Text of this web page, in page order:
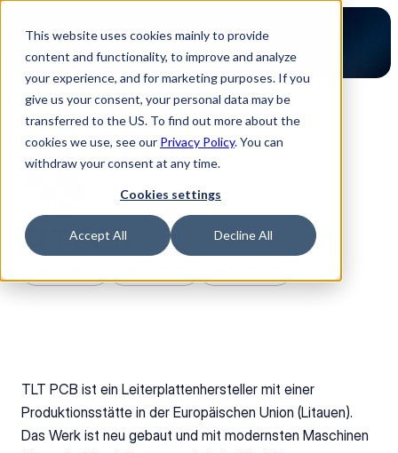
This website uses cookies mainly to provide
content and functionality, to improve and analyze
your experience, and for marketing purposes. If you
give us your consent, your personal data may be
transferred to the US. To find out more about the
cookies we use, see our Privacy Policy. You can
withdraw your consent at any time.
Cookies settings
Accept All Decline All
Zurück zur Partner Übersicht
TLT PCB
TLT PCB ist ein Leiterplattenhersteller mit einer
Produktionsstätte in der Europäischen Union (Litauen).
Das Werk ist neu gebaut und mit modernsten Maschinen